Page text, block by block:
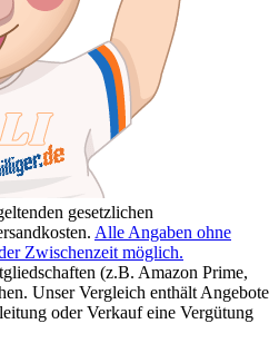
gesetzlichen
Alle Angaben ohne
Zwischenzeit möglich.
(z.B. Amazon Prime,
Unser Vergleich enthält Angebote
oder Verkauf eine Vergütung